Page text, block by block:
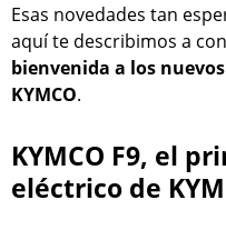
Esas novedades tan
aquí te describimos a
bienvenida a los nuevos
KYMCO.
KYMCO F9, el
eléctrico de